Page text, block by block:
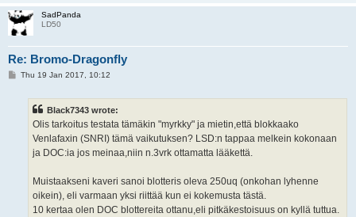
SadPanda
LD50
Re: Bromo-Dragonfly
PThu 19 Jan 2017, 10:12
Black7343 wrote:
Olis tarkoitus testata tämäkin "myrkky" ja mietin,että blokkaako
Venlafaxin (SNRI) tämä vaikutuksen? LSD:n tappaa melkein kokonaan
ja DOC:ia jos meinaa,niin n.3vrk ottamatta lääkettä.
Muistaakseni kaveri sanoi blotteris oleva 250uq (onkohan lyhenne
oikein), eli varmaan yksi riittää kun ei kokemusta tästä.
10 kertaa olen DOC blottereita ottanu,eli pitkäkestoisuus on kyllä tuttua.